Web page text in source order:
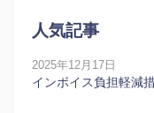
人気記事
2025年12月17日
インボイス負担軽減